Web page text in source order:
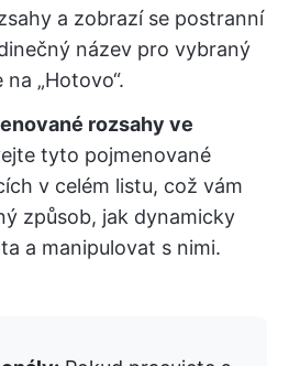
a zobrazí se postranní
název pro vybraný
„Hotovo“.
rozsahy ve
tyto pojmenované
v celém listu, což vám
způsob, jak dynamicky
a manipulovat s nimi.